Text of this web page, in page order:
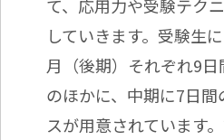
て、応用力や受験テク
していきます。受験生
月（後期）それぞれ9
のほかに、中期に7日
スが用意されています